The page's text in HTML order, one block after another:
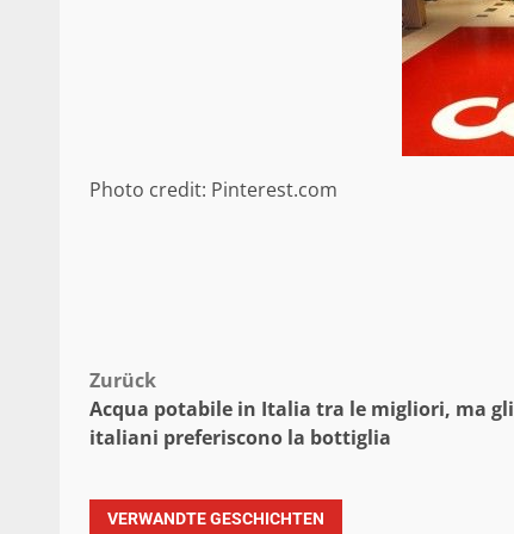
Photo credit: Pinterest.com
Beitragsnavigation
Zurück
Acqua potabile in Italia tra le migliori, ma gli
italiani preferiscono la bottiglia
VERWANDTE GESCHICHTEN